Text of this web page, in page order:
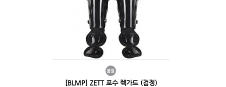
[BLMP] ZETT 포수 렉가드 (검정)